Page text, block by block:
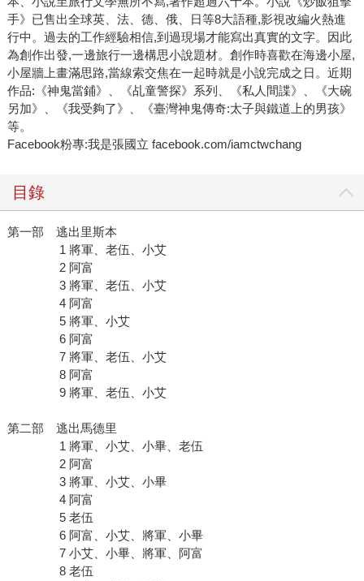
手》已售出全球英、法、德、俄、日等8大語種,影視改編火熱進
行中。過去的工作經驗相信,到過現場才能寫出真實的文字。因此
為創作出發,一邊旅行一邊構思小說題材。創作時喜歡在海邊小屋,
小屋牆上畫滿思路,當線索交焦在一起時就是小說完成之日。近期
作品:《神鬼當鋪》、《乩童警探》系列、《私人間諜》、《大碗
另加》、《我受夠了》、《臺灣神鬼傳奇:太子與鐵道上的男孩》
等。
Facebook粉專:我是張國立 facebook.com/iamctwchang
目錄
第一部 逃出里斯本
1 將軍、老伍、小艾
2 阿富
3 將軍、老伍、小艾
4 阿富
5 將軍、小艾
6 阿富
7 將軍、老伍、小艾
8 阿富
9 將軍、老伍、小艾
第二部 逃出馬德里
1 將軍、小艾、小畢、老伍
2 阿富
3 將軍、小艾、小畢
4 阿富
5 老伍
6 阿富、小艾、將軍、小畢
7 小艾、小畢、將軍、阿富
8 老伍